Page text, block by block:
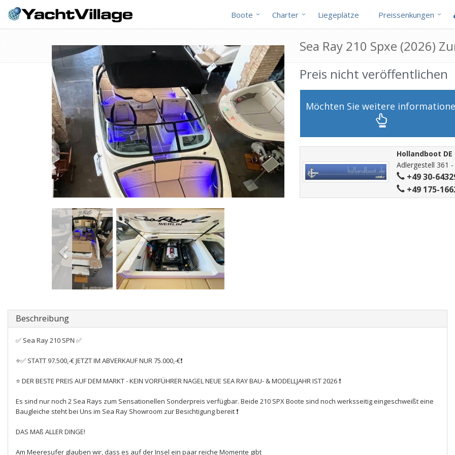
Boote Charter Liegeplätze Preissenkungen
Sea Ray 210 Spxe (2026)
Preis nicht veröffentlichen
Möchten Sie weitere
Hollandboot DE
Adlergestell 361
+49 30-
+49 175-
Beschreibung
✅ Sea Ray 210 SPN ✅
⭐✅ STATT 97.500,-€ JETZT IM ABVERKAUF NUR 75.000,-€❗
⭐ DER BESTE PREIS AUF DEM MARKT - KEIN VORFÜHRER NAGEL NEUE SEA RAY BAU- & MODELLJAHR IST 2026 ❗
Es sind nur noch 2 Sea Rays zum Sensationellen Sonderpreis verfügbar. Beide 210 SPX Boote sind noch werksseitig eingeschweißt eine
Baugleiche steht bei Uns im Sea Ray Showroom zur Besichtigung bereit ❗
DAS MAß ALLER DINGE!
Am Meeresufer glauben wir, dass es auf der Insel ein paar reiche Momente gibt